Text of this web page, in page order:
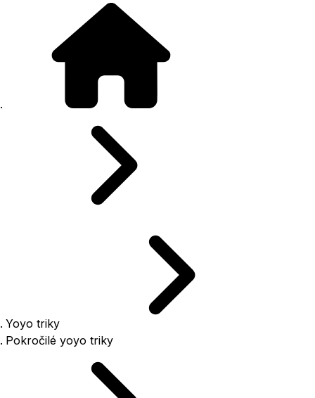
Yoyo triky
Pokročilé yoyo triky